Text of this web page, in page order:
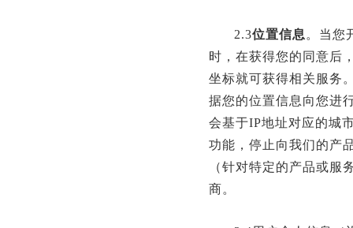
2.3位置信息 。当您
时，在获得您的同意后
坐标就可获得相关服务
据您的位置信息向您进
会基于IP地址对应的城
功能，停止向我们的产
（针对特定的产品或服
商。